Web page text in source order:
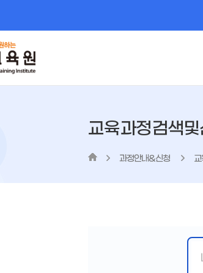
교육과정검색및
과정안내&신청